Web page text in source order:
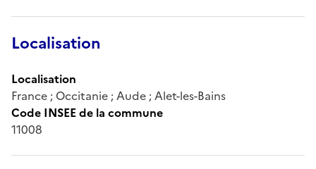
Localisation
Localisation
France ; Occitanie ; Aude ; Alet-les-Bains
Code INSEE de la commune
11008